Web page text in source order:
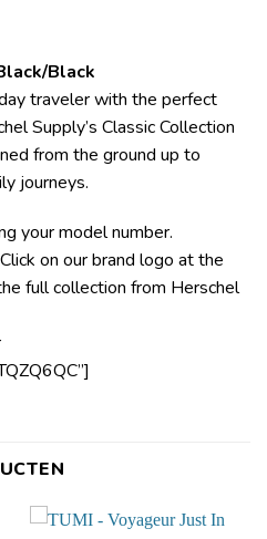
Black
traveler with the perfect
Supply’s Classic Collection
from the ground up to
journeys.
your model number.
on our brand logo at the
full collection from Herschel